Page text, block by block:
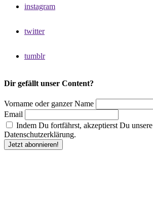
instagram
twitter
tumblr
Dir gefällt unser Content?
Vorname oder ganzer Name
Email
Indem Du fortfährst, akzeptierst Du unsere
Datenschutzerklärung.